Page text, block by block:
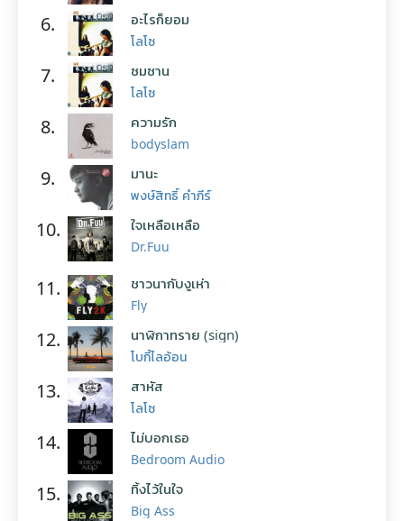
6. อะไรก็ยอม
โลโซ
7. ซมซาน
โลโซ
8. ความรัก
bodyslam
9. มานะ
พงษ์สิทธิ์ คำภีร์
10. ใจเหลือเหลือ
Dr.Fuu
11. ชาวนากับงูเห่า
Fly
12. นาฬิกาทราย (sign)
โบกี้ไลอ้อน
13. สาหัส
โลโซ
14. ไม่บอกเธอ
Bedroom Audio
15. ทิ้งไว้ในใจ
Big Ass